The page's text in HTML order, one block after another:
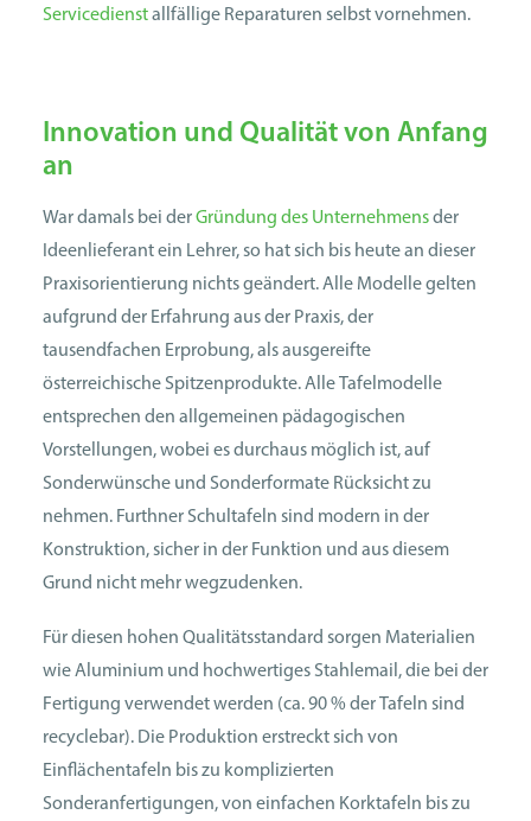
Servicedienstallfällige Reparaturen selbst vornehmen.
Innovation und Qualität von Anfang
an
War damals bei derGründung des Unternehmensder
Ideen­lieferant ein Lehrer, so hat sich bis heute an ­dieser
Praxis­orien­tierung nichts geändert. Alle Modelle ­gelten
aufgrund der Erfahrung aus der Praxis, der
tausendfachen Erprobung, als ausgereifte
österreichische Spitzenprodukte. Alle Tafelmodelle
entsprechen den allgemeinen pädagogischen
Vorstellungen, wobei es durchaus möglich ist, auf
Sonder­wünsche und Sonderformate Rücksicht zu
nehmen. Furthner Schultafeln sind modern in der
Konstruktion, sicher in der Funktion und aus diesem
Grund nicht mehr wegzudenken.
Für diesen hohen Qualitätsstandard sorgen Materialien
wie Aluminium und hochwertiges Stahlemail, die bei der
Fertigung verwendet werden (ca. 90 % der Tafeln sind
recyclebar). Die Produktion erstreckt sich von
Einflächentafeln bis zu komplizierten
Sonderanfertigungen, von einfachen Kork­tafeln bis zu